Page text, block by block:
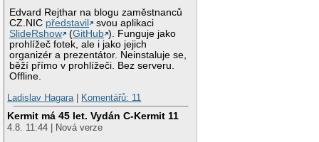
Edvard Rejthar na blogu zaměstnanců
CZ.NIC představil
svou aplikaci
SlideRshow
(GitHub ). Funguje jako
prohlížeč fotek, ale i jako jejich
organizér a prezentátor. Neinstaluje se,
běží přímo v prohlížeči. Bez serveru.
Offline.
Ladislav Hagara | Komentářů: 11
Kermit má 45 let. Vydán C-Kermit 11
4.8. 11:44 | Nová verze